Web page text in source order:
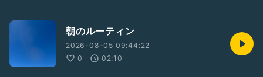
朝のルーティン
2026-08-05 09:44:22
0
02:10